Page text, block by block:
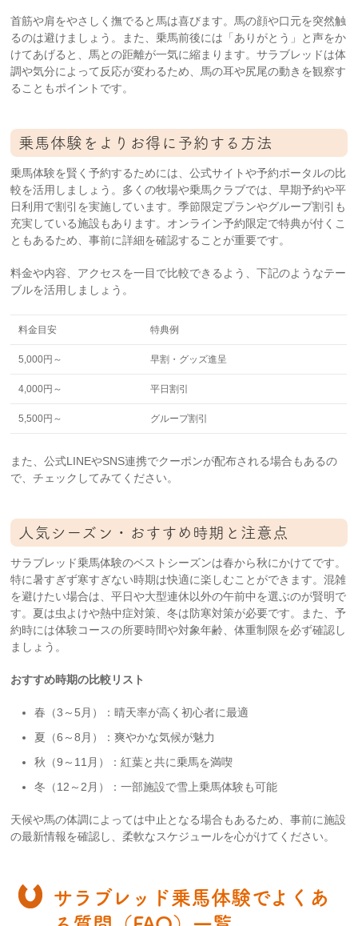
首筋や肩をやさしく撫でると馬は喜びます。馬の顔や口元を突然触
るのは避けましょう。また、乗馬前後には「ありがとう」と声をか
けてあげると、馬との距離が一気に縮まります。サラブレッドは体
調や気分によって反応が変わるため、馬の耳や尻尾の動きを観察す
ることもポイントです。
乗馬体験をよりお得に予約する方法
乗馬体験を賢く予約するためには、公式サイトや予約ポータルの比
較を活用しましょう。多くの牧場や乗馬クラブでは、早期予約や平
日利用で割引を実施しています。季節限定プランやグループ割引も
充実している施設もあります。オンライン予約限定で特典が付くこ
ともあるため、事前に詳細を確認することが重要です。
料金や内容、アクセスを一目で比較できるよう、下記のようなテー
ブルを活用しましょう。
料金目安 特典例
5,000円～ 早割・グッズ進呈
4,000円～ 平日割引
5,500円～ グループ割引
また、公式LINEやSNS連携でクーポンが配布される場合もあるの
で、チェックしてみてください。
人気シーズン・おすすめ時期と注意点
サラブレッド乗馬体験のベストシーズンは春から秋にかけてです。
特に暑すぎず寒すぎない時期は快適に楽しむことができます。混雑
を避けたい場合は、平日や大型連休以外の午前中を選ぶのが賢明で
す。夏は虫よけや熱中症対策、冬は防寒対策が必要です。また、予
約時には体験コースの所要時間や対象年齢、体重制限を必ず確認し
ましょう。
おすすめ時期の比較リスト
春（3～5月）：晴天率が高く初心者に最適
夏（6～8月）：爽やかな気候が魅力
秋（9～11月）：紅葉と共に乗馬を満喫
冬（12～2月）：一部施設で雪上乗馬体験も可能
天候や馬の体調によっては中止となる場合もあるため、事前に施設
の最新情報を確認し、柔軟なスケジュールを心がけてください。
サラブレッド乗馬体験でよくあ